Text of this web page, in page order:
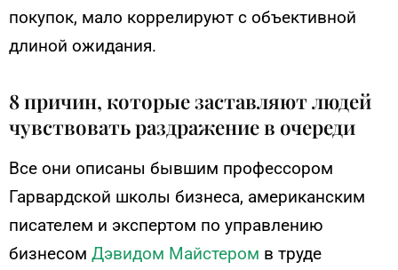
покупок, мало коррелируют с объективной
длиной ожидания.
8 причин, которые заставляют людей
чувствовать раздражение в очереди
Все они описаны бывшим профессором
Гарвардской школы бизнеса, американским
писателем и экспертом по управлению
бизнесом Дэвидом Майстером в труде